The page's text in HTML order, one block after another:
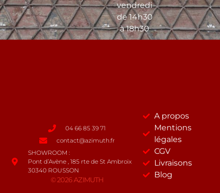
vendredi
de 14h30
à 18h30
04 66 85 39 71
contact@azimuth.fr
SHOWROOM :
Pont d’Avène , 185 rte de St Ambroix
30340 ROUSSON
© 2026 AZIMUTH
A propos
Mentions
légales
CGV
Livraisons
Blog